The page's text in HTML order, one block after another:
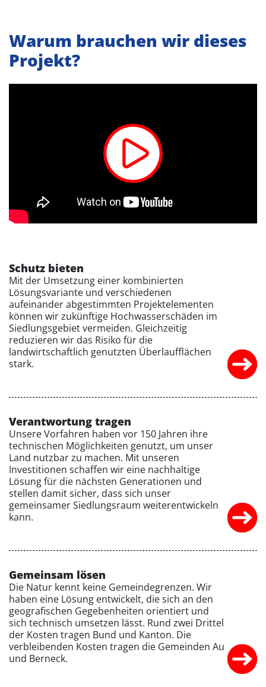
Warum brauchen wir dieses
Projekt?
Schutz bieten
Mit der Umsetzung einer kombinierten
Lösungsvariante und verschiedenen
aufeinander abgestimmten Projektelementen
können wir zukünftige Hochwasserschäden im
Siedlungsgebiet vermeiden. Gleichzeitig
reduzieren wir das Risiko für die
landwirtschaftlich genutzten Überlaufflächen
stark.
Verantwortung tragen
Unsere Vorfahren haben vor 150 Jahren ihre
technischen Möglichkeiten genutzt, um unser
Land nutzbar zu machen. Mit unseren
Investitionen schaffen wir eine nachhaltige
Lösung für die nächsten Generationen und
stellen damit sicher, dass sich unser
gemeinsamer Siedlungsraum weiterentwickeln
kann.
Gemeinsam lösen
Die Natur kennt keine Gemeindegrenzen. Wir
haben eine Lösung entwickelt, die sich an den
geografischen Gegebenheiten orientiert und
sich technisch umsetzen lässt. Rund zwei Drittel
der Kosten tragen Bund und Kanton. Die
verbleibenden Kosten tragen die Gemeinden Au
und Berneck.